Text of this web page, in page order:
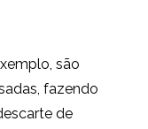
são
fazendo
de